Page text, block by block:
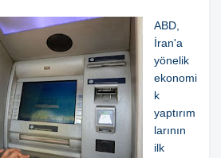
ABD,
İran'a
yönelik
ekonomi
k
yaptırım
larının
ilk